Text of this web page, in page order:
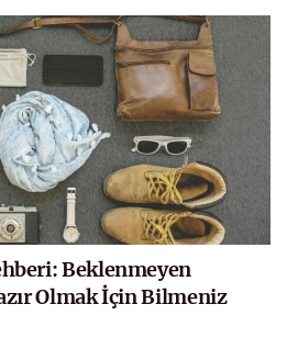
Beklenmeyen
Olmak İçin Bilmeniz